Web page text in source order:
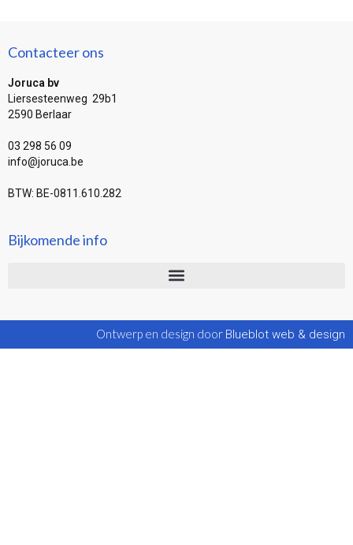
Contacteer ons
Joruca bv
Liersesteenweg 29b1
2590 Berlaar
03 298 56 09
info@joruca.be
BTW: BE-0811.610.282
Bijkomende info
Ontwerp en design door Blueblot web & design